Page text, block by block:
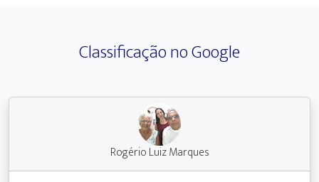
Classificação no Google
Rogério Luiz Marques